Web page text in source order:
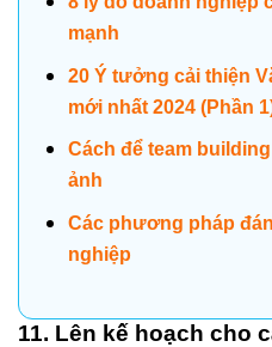
mạnh
20 Ý tưởng cải thiện
mới nhất 2024 (Phần
Cách để team
ảnh
Các phương pháp
nghiệp
11. Lên kế hoạch cho